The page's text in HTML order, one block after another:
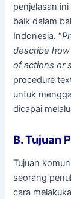
penjelasan
baik dalam
Indonesia. “
describe
of actions or
procedure
untuk
dicapai
B. Tujuan
Tujuan
seorang
cara